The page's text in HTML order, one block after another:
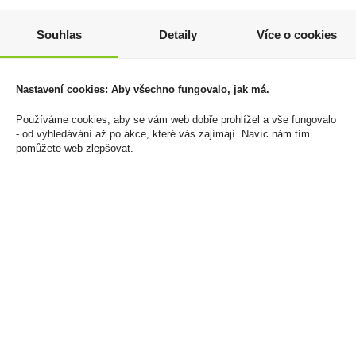
Zapalovač Clipper
Cena za:balení (24 ks)
Skladem:
do 5 balení
Deadhead 6YO 0,7l 40%
Skladem:5 - 50 ks
Souhlas Detaily Více o cookies
Nastavení cookies: Aby všechno fungovalo, jak má.
Používáme cookies, aby se vám web dobře prohlížel a vše fungovalo
- od vyhledávání až po akce, které vás zajímají. Navíc nám tím
pomůžete web zlepšovat.